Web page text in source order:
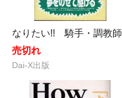
なりたい!! 騎手・調教師
売切れ
Dai-X出版